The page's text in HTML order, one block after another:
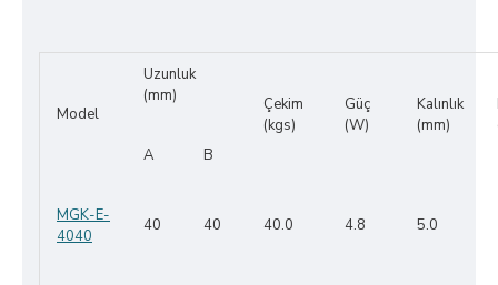
Model
Uzunluk
(mm)
Çekim
(kgs)
Güç
(W)
Kalınlık
(mm)
A
B
MGK-E-
4040
40 40 40.0 4.8 5.0